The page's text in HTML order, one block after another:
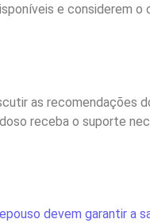
e considerem
as recomendações
receba o suporte
devem garantir a